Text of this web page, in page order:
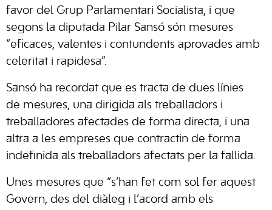
favor del Grup Parlamentari Socialista, i que
segons la diputada Pilar Sansó són mesures
“eficaces, valentes i contundents aprovades amb
celeritat i rapidesa”.
Sansó ha recordat que es tracta de dues línies
de mesures, una dirigida als treballadors i
treballadores afectades de forma directa, i una
altra a les empreses que contractin de forma
indefinida als treballadors afectats per la fallida.
Unes mesures que “s’han fet com sol fer aquest
Govern, des del diàleg i l’acord amb els